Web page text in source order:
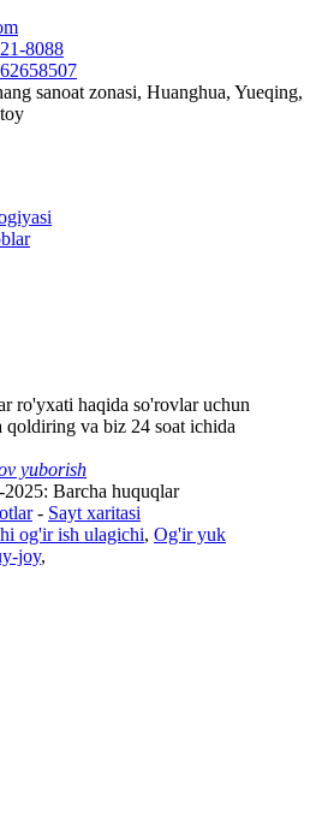
8088
sanoat zonasi, Huanghua, Yueqing,
ro'yxati haqida so'rovlar uchun
va biz 24 soat ichida
Barcha huquqlar
- Sayt xaritasi
og'ir ish ulagichi, Og'ir yuk
joy,